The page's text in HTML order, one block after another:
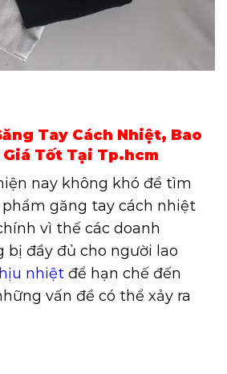
Tay Cách Nhiệt, Bao
Tốt Tại Tp.hcm
nay không khó để tìm
găng tay cách nhiệt
vì thế các doanh
bị đầy đủ cho người lao
nhiệt để hạn chế đến
vấn đề có thể xảy ra